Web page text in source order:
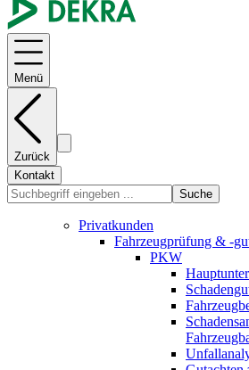
Menü
Zurück
Kontakt
Suche
Privatkunden
Fahrzeugprüfung & -
PKW